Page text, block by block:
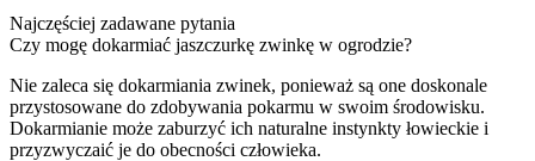
Najczęściej zadawane pytania
Czy mogę dokarmiać jaszczurkę zwinkę w ogrodzie?
Nie zaleca się dokarmiania zwinek, ponieważ są one doskonale
przystosowane do zdobywania pokarmu w swoim środowisku.
Dokarmianie może zaburzyć ich naturalne instynkty łowieckie i
przyzwyczaić je do obecności człowieka.